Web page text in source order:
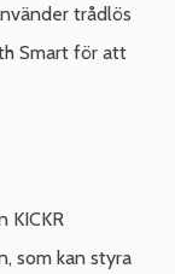
trådlös
Smart för att
KICKR
som kan styra